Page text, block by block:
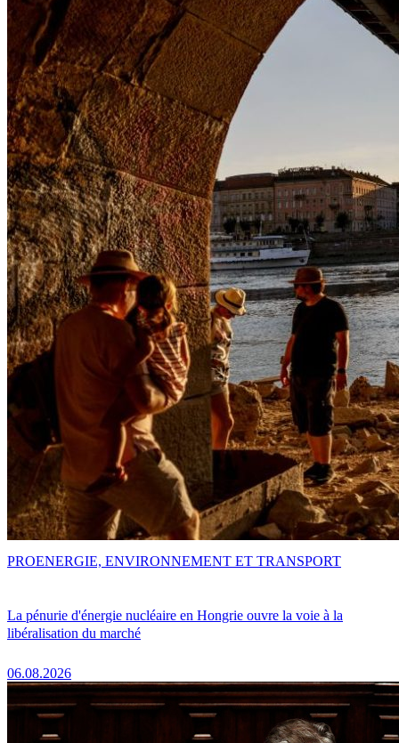
La pénurie d'énergie nucléaire en Hongrie ouvre la voie à la
libéralisation du marché
06.08.2026
PROENERGIE, ENVIRONNEMENT ET TRANSPORT